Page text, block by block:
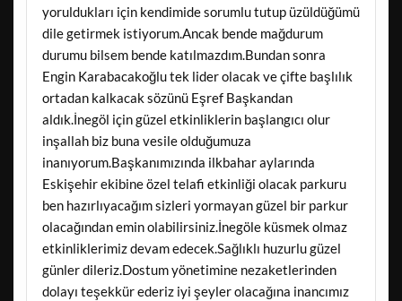
yoruldukları için kendimide sorumlu tutup üzüldüğümü
dile getirmek istiyorum.Ancak bende mağdurum
durumu bilsem bende katılmazdım.Bundan sonra
Engin Karabacakoğlu tek lider olacak ve çifte başlılık
ortadan kalkacak sözünü Eşref Başkandan
aldık.İnegöl için güzel etkinliklerin başlangıcı olur
inşallah biz buna vesile olduğumuza
inanıyorum.Başkanımızında ilkbahar aylarında
Eskişehir ekibine özel telafi etkinliği olacak parkuru
ben hazırlıyacağım sizleri yormayan güzel bir parkur
olacağından emin olabilirsiniz.İnegöle küsmek olmaz
etkinliklerimiz devam edecek.Sağlıklı huzurlu güzel
günler dileriz.Dostum yönetimine nezaketlerinden
dolayı teşekkür ederiz iyi şeyler olacağına inancımız